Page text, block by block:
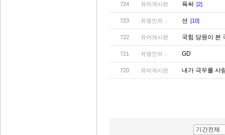
724 유머게시판 육싸 [2]
723 유명인의 .. 션 [10]
722 유머게시판 국힘 당원이 본
721 유명인의 .. GD
720 유머게시판 내가 극우를 사
기간전체